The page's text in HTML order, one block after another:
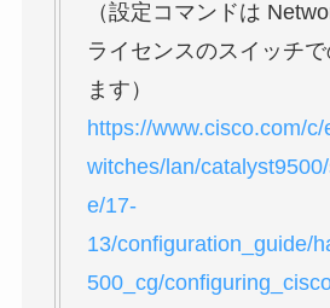
（設定コマンドは
ライセンスのスイッチ
ます）
https://www.cisco.com/
witches/lan/
e/17-
13/configuration_guide/
500_cg/